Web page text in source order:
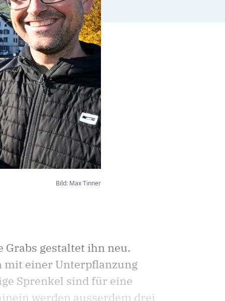
Bild: Max Tinner
Grabs gestaltet ihn neu.
mit einer Unterpflanzung
Sprenkel sind für eine
werden ausserdem drei